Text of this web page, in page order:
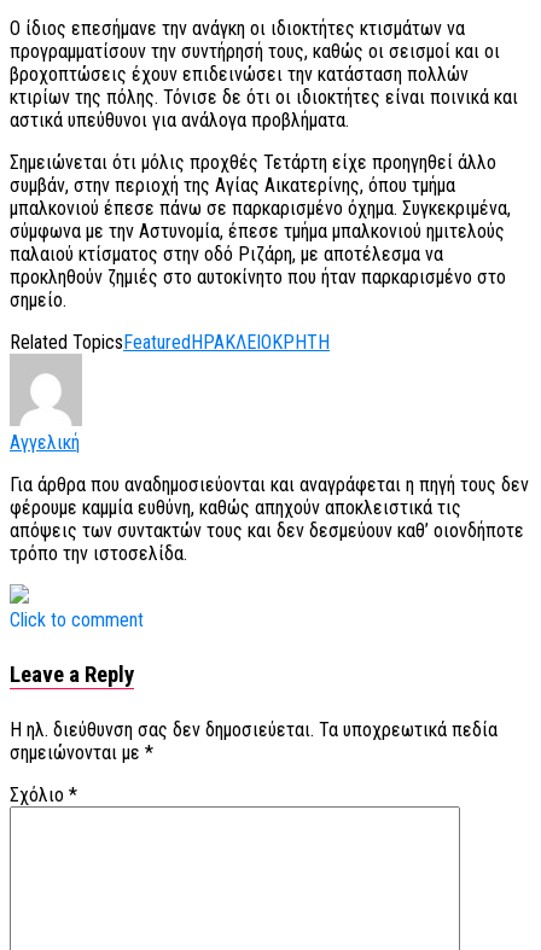
Ο ίδιος επεσήμανε την ανάγκη οι ιδιοκτήτες κτισμάτων να
προγραμματίσουν την συντήρησή τους, καθώς οι σεισμοί και οι
βροχοπτώσεις έχουν επιδεινώσει την κατάσταση πολλών
κτιρίων της πόλης. Τόνισε δε ότι οι ιδιοκτήτες είναι ποινικά και
αστικά υπεύθυνοι για ανάλογα προβλήματα.
Σημειώνεται ότι μόλις προχθές Τετάρτη είχε προηγηθεί άλλο
συμβάν, στην περιοχή της Αγίας Αικατερίνης, όπου τμήμα
μπαλκονιού έπεσε πάνω σε παρκαρισμένο όχημα. Συγκεκριμένα,
σύμφωνα με την Αστυνομία, έπεσε τμήμα μπαλκονιού ημιτελούς
παλαιού κτίσματος στην οδό Ριζάρη, με αποτέλεσμα να
προκληθούν ζημιές στο αυτοκίνητο που ήταν παρκαρισμένο στο
σημείο.
Related Topics Featured ΗΡΑΚΛΕΙΟΚΡΗΤΗ
Αγγελική
Για άρθρα που αναδημοσιεύονται και αναγράφεται η πηγή τους δεν
φέρουμε καμμία ευθύνη, καθώς απηχούν αποκλειστικά τις
απόψεις των συντακτών τους και δεν δεσμεύουν καθ’ οιονδήποτε
τρόπο την ιστοσελίδα.
Click to comment
Leave a Reply
Η ηλ. διεύθυνση σας δεν δημοσιεύεται. Τα υποχρεωτικά πεδία
σημειώνονται με *
Σχόλιο *